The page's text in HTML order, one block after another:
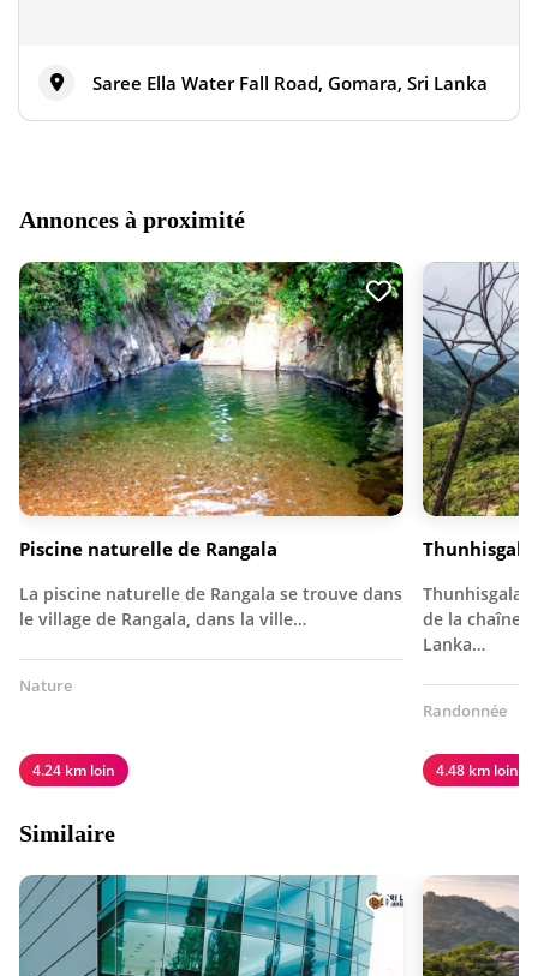
Saree Ella Water Fall Road, Gomara, Sri Lanka
Annonces à proximité
Piscine naturelle de Rangala
La piscine naturelle de Rangala se trouve dans
le village de Rangala, dans la ville…
Nature
4.24 km loin
Thunhisgala
Thunhisgala
de la chaîne
Lanka…
Randonnée
4.48 km loin
Similaire